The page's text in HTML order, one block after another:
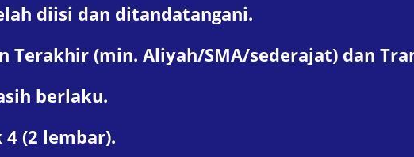
diisi dan ditandatangani.
Terakhir (min. Aliyah/SMA/sederajat) dan
berlaku.
(2 lembar).